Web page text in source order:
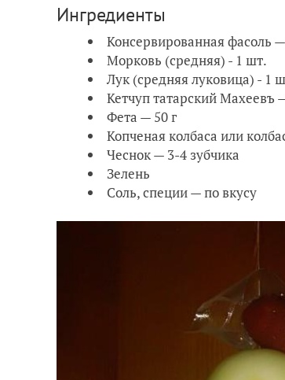
Ингредиенты
Консервированная фасоль
Морковь (средняя) - 1 шт.
Лук (средняя луковица) - 1
Кетчуп татарский Махеевъ
Фета — 50 г
Копченая колбаса или
Чеснок — 3-4 зубчика
Зелень
Соль, специи — по вкусу